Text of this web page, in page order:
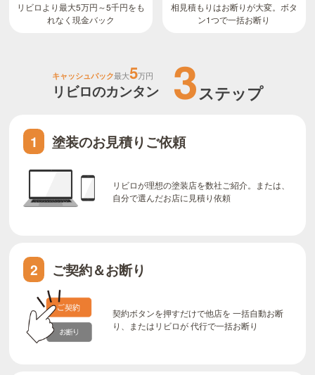
リビロより最大5万円～5千円をも
れなく現金バック
相見積もりはお断りが大変。ボタ
ン1つで一括お断り
キャッシュバック最大5万円
リビロのカンタン 3ステップ
1 塗装のお見積りご依頼
リビロが理想の塗装店を数社ご紹介。または、
自分で選んだお店に見積り依頼
2 ご契約＆お断り
契約ボタンを押すだけで他店を 一括自動お断
り、またはリビロが 代行で一括お断り